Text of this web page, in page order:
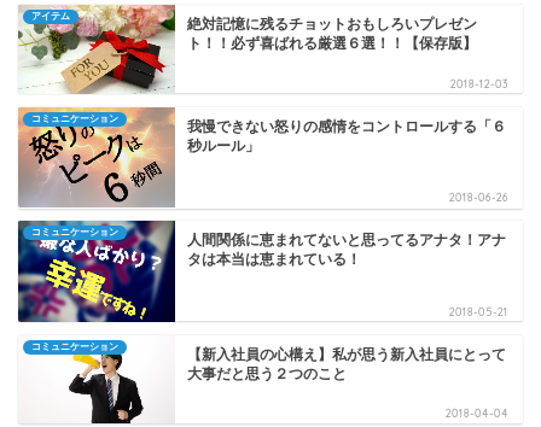
アイテム
絶対記憶に残るチョットおもしろいプレゼン
ト！！必ず喜ばれる厳選６選！！【保存版】
2018-12-03
コミュニケーション
我慢できない怒りの感情をコントロールする「６
秒ルール」
2018-06-26
コミュニケーション
人間関係に恵まれてないと思ってるアナタ！アナ
タは本当は恵まれている！
2018-05-21
コミュニケーション
【新入社員の心構え】私が思う新入社員にとって
大事だと思う２つのこと
2018-04-04